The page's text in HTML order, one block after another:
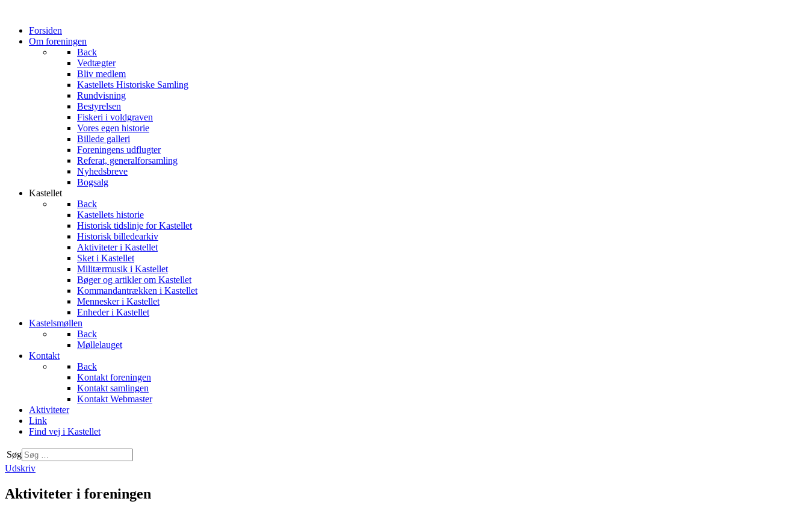
Forsiden
Om foreningen
Back
Vedtægter
Bliv medlem
Kastellets Historiske Samling
Rundvisning
Bestyrelsen
Fiskeri i voldgraven
Vores egen historie
Billede galleri
Foreningens udflugter
Referat, generalforsamling
Nyhedsbreve
Bogsalg
Kastellet
Back
Kastellets historie
Historisk tidslinje for Kastellet
Historisk billedearkiv
Aktiviteter i Kastellet
Sket i Kastellet
Militærmusik i Kastellet
Bøger og artikler om Kastellet
Kommandantrækken i Kastellet
Mennesker i Kastellet
Enheder i Kastellet
Kastelsmøllen
Back
Møllelauget
Kontakt
Back
Kontakt foreningen
Kontakt samlingen
Kontakt Webmaster
Aktiviteter
Link
Find vej i Kastellet
Søg
Udskriv
Aktiviteter i foreningen